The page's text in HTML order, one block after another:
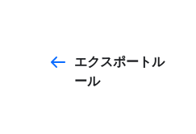
エクスポートル
ール